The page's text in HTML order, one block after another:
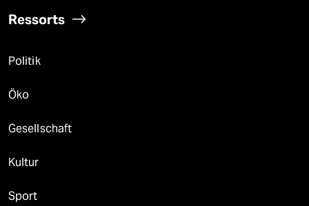
Ressorts
Politik
Öko
Gesellschaft
Kultur
Sport